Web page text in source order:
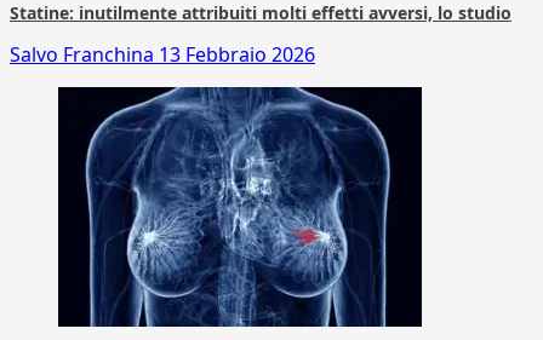
Statine: inutilmente attribuiti molti effetti avversi, lo studio
Salvo Franchina 13 Febbraio 2026